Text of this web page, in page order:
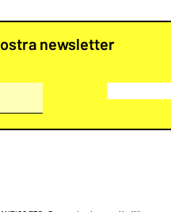
newsletter